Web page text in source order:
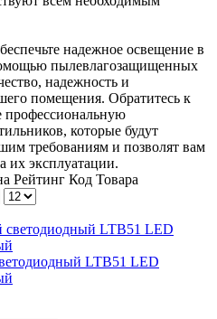
надежное освещение в
пылевлагозащищенных
надежность и
помещения. Обратитесь к
профессиональную
которые будут
требованиям и позволят вам
их эксплуатации.
Рейтинг Код Товара
LTB51 LED